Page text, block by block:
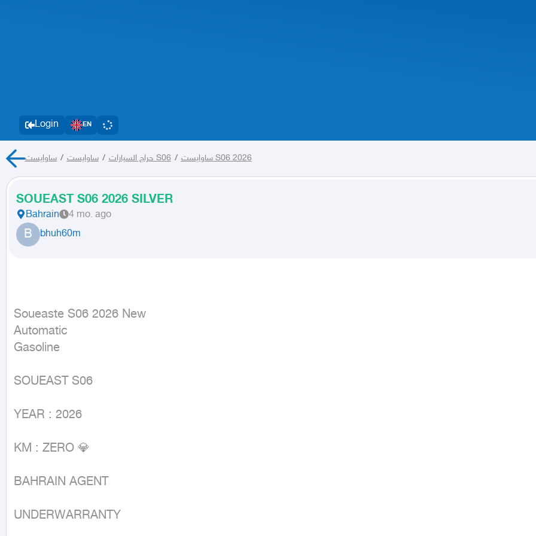
Login EN
حراج السيارات / ساوايست / ساوايست S06 / ساوايست S06 2026
SOUEAST S06 2026 SILVER
Bahrain 4 mo. ago
B bhuh60m
Soueaste S06 2026 New
Automatic
Gasoline
SOUEAST S06
YEAR : 2026
KM : ZERO 💎
BAHRAIN AGENT
UNDERWARRANTY